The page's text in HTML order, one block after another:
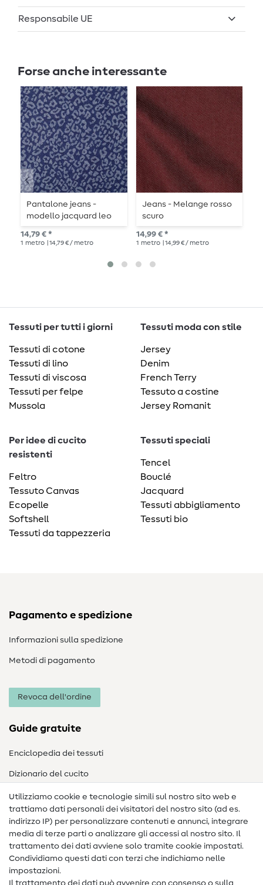
Responsabile UE
Forse anche interessante
Pantalone jeans -
modello jacquard leo
blu scuro extra large
14,79 € *
1 metro | 14,79 € / metro
Jeans - Melange rosso
scuro
14,99 € *
1 metro | 14,99 € / metro
Tessuti per tutti i giorni
Tessuti di cotone
Tessuti di lino
Tessuti di viscosa
Tessuti per felpe
Mussola
Tessuti moda con stile
Jersey
Denim
French Terry
Tessuto a costine
Jersey Romanit
Per idee di cucito
resistenti
Feltro
Tessuto Canvas
Ecopelle
Softshell
Tessuti da tappezzeria
Tessuti speciali
Tencel
Bouclé
Jacquard
Tessuti abbigliamento
Tessuti bio
Pagamento e spedizione
Informazioni sulla spedizione
Metodi di pagamento
Revoca dell'ordine
Guide gratuite
Enciclopedia dei tessuti
Dizionario del cucito
Nähanleitungen
Assistenza e contatto
Contatto
Informazioni sul nuovo proprietario
Utilizziamo cookie e tecnologie simili sul nostro sito web e
trattiamo dati personali dei visitatori del nostro sito (ad es.
indirizzo IP) per personalizzare contenuti e annunci, integrare
media di terze parti o analizzare gli accessi al nostro sito. Il
trattamento dei dati avviene solo tramite cookie impostati.
Condividiamo questi dati con terzi che indichiamo nelle
impostazioni.
Il trattamento dei dati può avvenire con consenso o sulla